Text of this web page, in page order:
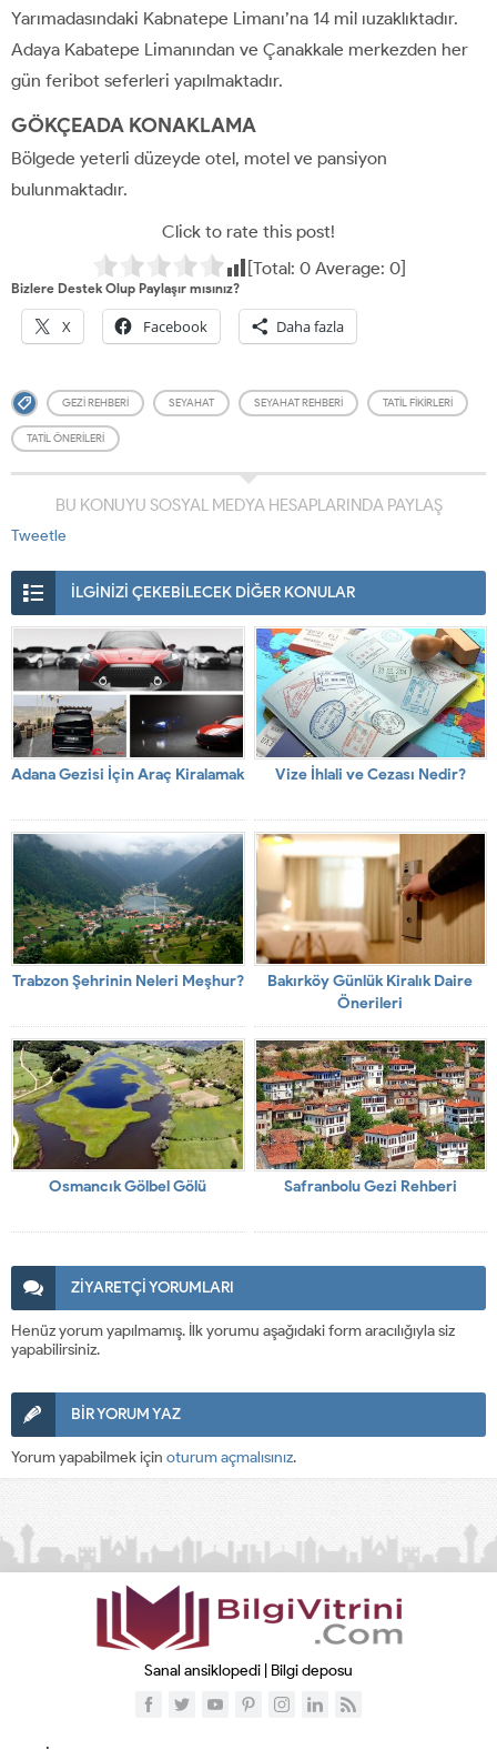
Yarımadasındaki Kabnatepe Limanı’na 14 mil ıuzaklıktadır.
Adaya Kabatepe Limanından ve Çanakkale merkezden her
gün feribot seferleri yapılmaktadır.
GÖKÇEADA KONAKLAMA
Bölgede yeterli düzeyde otel, motel ve pansiyon
bulunmaktadır.
Click to rate this post!
[Total: 0Average: 0]
Bizlere Destek Olup Paylaşır mısınız?
X Facebook Daha fazla
GEZI REHBERI SEYAHAT SEYAHAT REHBERI TATIL FIKIRLERI
TATIL ÖNERILERI
BU KONUYU SOSYAL MEDYA HESAPLARINDA PAYLAŞ
Tweetle
İLGİNİZİ ÇEKEBİLECEK DİĞER KONULAR
Adana Gezisi İçin Araç Kiralamak Vize İhlali ve Cezası Nedir?
Trabzon Şehrinin Neleri Meşhur?
Bakırköy Günlük Kiralık Daire
Önerileri
Osmancık Gölbel Gölü Safranbolu Gezi Rehberi
ZİYARETÇİ YORUMLARI
Henüz yorum yapılmamış. İlk yorumu aşağıdaki form aracılığıyla siz
yapabilirsiniz.
BİR YORUM YAZ
Yorum yapabilmek için oturum açmalısınız.
Sanal ansiklopedi | Bilgi deposu